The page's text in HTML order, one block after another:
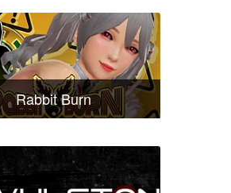
Rabbit Burn